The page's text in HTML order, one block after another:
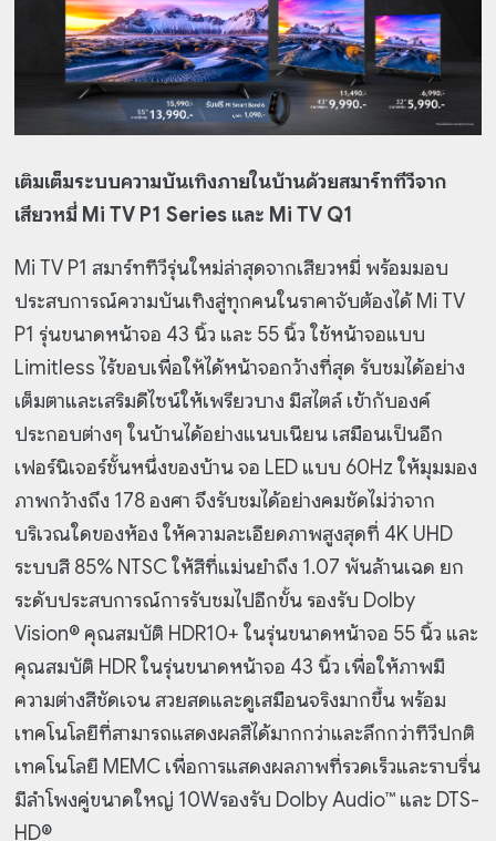
เติมเต็มระบบความบันเทิงภายในบ้านด้วยสมาร์ททีวีจาก
เสียวหมี่ Mi TV P1 Series และ Mi TV Q1
Mi TV P1 สมาร์ททีวีรุ่นใหม่ล่าสุดจากเสียวหมี่ พร้อมมอบ
ประสบการณ์ความบันเทิงสู่ทุกคนในราคาจับต้องได้ Mi TV
P1 รุ่นขนาดหน้าจอ 43 นิ้ว และ 55 นิ้ว ใช้หน้าจอแบบ
Limitless ไร้ขอบเพื่อให้ได้หน้าจอกว้างที่สุด รับชมได้อย่าง
เต็มตาและเสริมดีไซน์ให้เพรียวบาง มีสไตล์ เข้ากับองค์
ประกอบต่างๆ ในบ้านได้อย่างแนบเนียน เสมือนเป็นอีก
เฟอร์นิเจอร์ชั้นหนึ่งของบ้าน จอ LED แบบ 60Hz ให้มุมมอง
ภาพกว้างถึง 178 องศา จึงรับชมได้อย่างคมชัดไม่ว่าจาก
บริเวณใดของห้อง ให้ความละเอียดภาพสูงสุดที่ 4K UHD
ระบบสี 85% NTSC ให้สีที่แม่นยำถึง 1.07 พันล้านเฉด ยก
ระดับประสบการณ์การรับชมไปอีกขั้น รองรับ Dolby
Vision® คุณสมบัติ HDR10+ ในรุ่นขนาดหน้าจอ 55 นิ้ว และ
คุณสมบัติ HDR ในรุ่นขนาดหน้าจอ 43 นิ้ว เพื่อให้ภาพมี
ความต่างสีชัดเจน สวยสดและดูเสมือนจริงมากขึ้น พร้อม
เทคโนโลยีที่สามารถแสดงผลสีได้มากกว่าและลึกกว่าทีวีปกติ
เทคโนโลยี MEMC เพื่อการแสดงผลภาพที่รวดเร็วและราบรื่น
มีลำโพงคู่ขนาดใหญ่ 10Wรองรับ Dolby Audio™ และ DTS-
HD®